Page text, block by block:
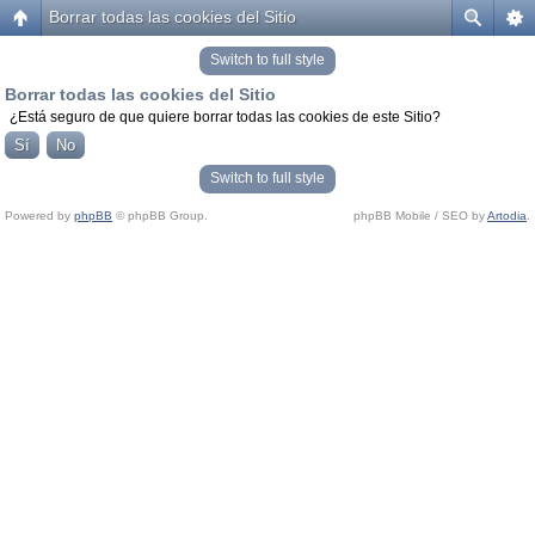
Borrar todas las cookies del Sitio
Switch to full style
Borrar todas las cookies del Sitio
¿Está seguro de que quiere borrar todas las cookies de este Sitio?
Switch to full style
Powered by phpBB © phpBB Group. phpBB Mobile / SEO byArtodia